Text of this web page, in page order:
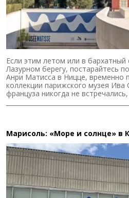
Если этим летом или в
Лазурном берегу, постарайтесь
Анри Матисса в Ницце, временно
коллекции парижского музея
француза никогда не
Марисоль: «Море и солнце» в